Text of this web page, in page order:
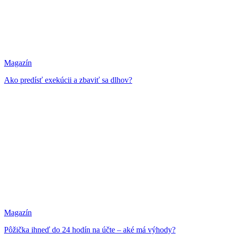
Magazín
Ako predísť exekúcii a zbaviť sa dlhov?
Magazín
Pôžička ihneď do 24 hodín na účte – aké má výhody?